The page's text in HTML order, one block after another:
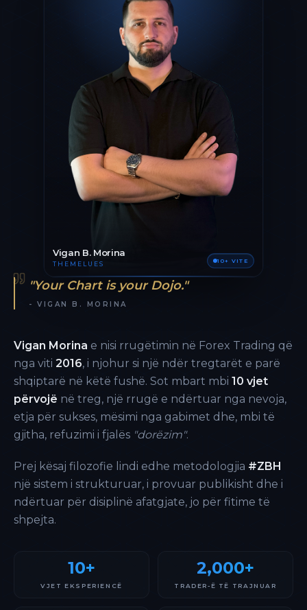
Vigan B. Morina
THEMELUES 10+ VITE
"Your Chart is your Dojo."
- VIGAN B. MORINA
Vigan Morina e nisi rrugëtimin në Forex Trading që
nga viti 2016, i njohur si një ndër tregtarët e parë
shqiptarë në këtë fushë. Sot mbart mbi 10 vjet
përvojë në treg, një rrugë e ndërtuar nga nevoja,
etja për sukses, mësimi nga gabimet dhe, mbi të
gjitha, refuzimi i fjalës "dorëzim".
Prej kësaj filozofie lindi edhe metodologjia #ZBH
një sistem i strukturuar, i provuar publikisht dhe i
ndërtuar për disiplinë afatgjate, jo për fitime të
shpejta.
10+
VJET EKSPERIENCË
2,000+
TRADER-Ë TË TRAJNUAR